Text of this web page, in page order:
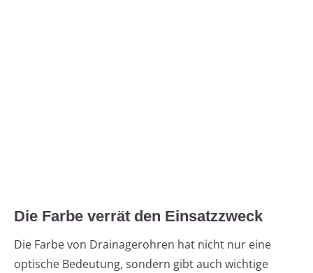
Die Farbe verrät den Einsatzzweck
Die Farbe von Drainagerohren hat nicht nur eine
optische Bedeutung, sondern gibt auch wichtige